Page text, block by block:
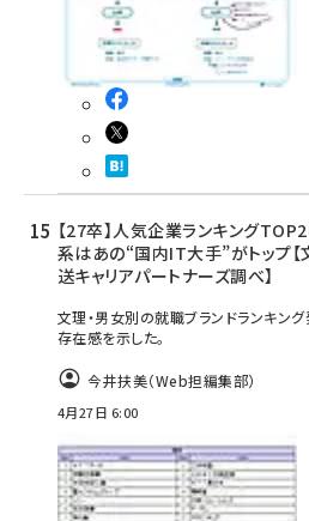
【27卒】人気企業ランキング
系はあの“国内IT大手”がトップ【
送キャリアパートナーズ調べ】
文理・男女別の就職ブランドランキン
存在感を示した。
今井扶美（Web担編集部）
4月27日 6:00